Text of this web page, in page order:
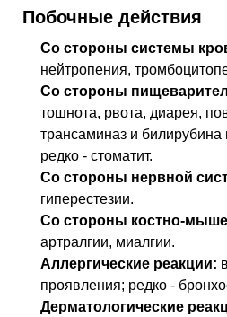
Побочные действия
Со стороны системы
нейтропения,
Со стороны
тошнота, рвота, диарея,
трансаминаз и билирубина
редко - стоматит.
Со стороны нервной
гиперестезии.
Со стороны костно-
артралгии, миалгии.
Аллергические реакции:
проявления; редко -
Дерматологические